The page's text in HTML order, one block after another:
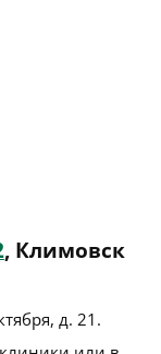
, Климовск
д. 21 .